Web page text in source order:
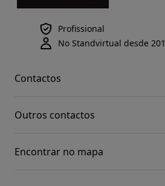
Profissional
No Standvirtual desde
Contactos
Outros contactos
Encontrar no mapa